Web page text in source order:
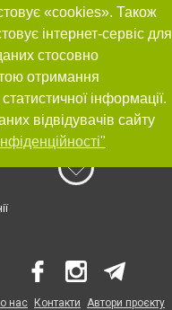
«cookies». Також
інтернет-сервіс для
стосовно
отримання
інформації.
відвідувачів сайту
нас Контакти Автори проєкту